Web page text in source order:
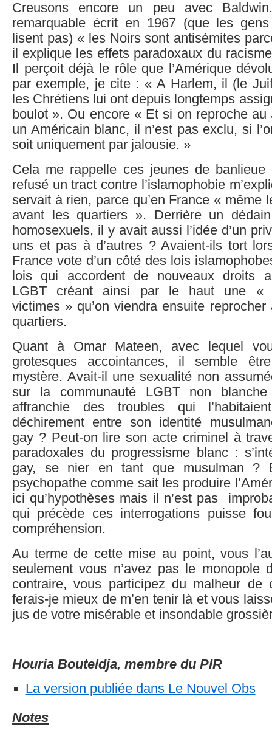
Creusons encore un peu avec
remarquable écrit en 1967 (que les
lisent pas) « les Noirs sont antisémites
il explique les effets paradoxaux du
Il perçoit déjà le rôle que l’Amérique
par exemple, je cite : « A Harlem, il (le
les Chrétiens lui ont depuis longtemps
boulot ». Ou encore « Et si on reproche au
un Américain blanc, il n’est pas exclu, si
soit uniquement par jalousie. »
Cela me rappelle ces jeunes de banlieue
refusé un tract contre l’islamophobie
servait à rien, parce qu’en France « même
avant les quartiers ». Derrière un
homosexuels, il y avait aussi l’idée d’un
uns et pas à d’autres ? Avaient-ils tort
France vote d’un côté des lois
lois qui accordent de nouveaux droits
LGBT créant ainsi par le haut une «
victimes » qu’on viendra ensuite
quartiers.
Quant à Omar Mateen, avec lequel
grotesques accointances, il semble
mystère. Avait-il une sexualité non
sur la communauté LGBT non
affranchie des troubles qui
déchirement entre son identité
gay ? Peut-on lire son acte criminel à
paradoxales du progressisme blanc :
gay, se nier en tant que musulman ?
psychopathe comme sait les produire
ici qu’hypothèses mais il n’est pas
qui précède ces interrogations puisse
compréhension.
Au terme de cette mise au point, vous
seulement vous n’avez pas le
contraire, vous participez du malheur de
ferais-je mieux de m’en tenir là et vous
jus de votre misérable et insondable
Houria Bouteldja, membre du PIR
La version publiée dans Le Nouvel Obs
Notes